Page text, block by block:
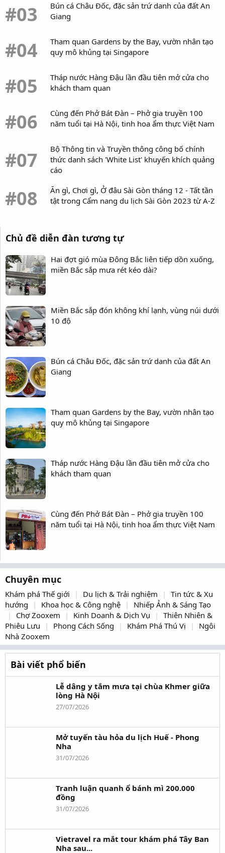
#03
Bún cá Châu Đốc, đặc sản trứ danh của đất An
Giang
#04
Tham quan Gardens by the Bay, vườn nhân tạo
quy mô khủng tại Singapore
#05
Tháp nước Hàng Đậu lần đầu tiên mở cửa cho
khách tham quan
#06
Cùng đến Phở Bát Đàn – Phở gia truyền 100
năm tuổi tại Hà Nội, tinh hoa ẩm thực Việt Nam
#07
Bộ Thông tin và Truyền thông công bố chính
thức danh sách 'White List' khuyến khích quảng
cáo
#08
Ăn gì, Chơi gì, Ở đâu Sài Gòn tháng 12 - Tất tần
tật trong Cẩm nang du lịch Sài Gòn 2023 từ A-Z
Chủ đề diễn đàn tương tự
Hai đợt gió mùa Đông Bắc liên tiếp dồn xuống,
miền Bắc sắp mưa rét kéo dài?
Miền Bắc sắp đón không khí lạnh, vùng núi dưới
10 độ
Bún cá Châu Đốc, đặc sản trứ danh của đất An
Giang
Tham quan Gardens by the Bay, vườn nhân tạo
quy mô khủng tại Singapore
Tháp nước Hàng Đậu lần đầu tiên mở cửa cho
khách tham quan
Cùng đến Phở Bát Đàn – Phở gia truyền 100
năm tuổi tại Hà Nội, tinh hoa ẩm thực Việt Nam
Chuyên mục
Khám phá Thế giới Du lịch & Trải nghiệm
Tin tức & Xu
hướng
Khoa học & Công nghệ
Nhiếp Ảnh & Sáng Tạo
Chợ Zooxem
Kinh Doanh & Dịch Vụ
Thiên Nhiên &
Phiêu Lưu
Phong Cách Sống Khám Phá Thú Vị
Ngôi
Nhà Zooxem
Bài viết phổ biến
Lễ dâng y tắm mưa tại chùa Khmer giữa
lòng Hà Nội
27/07/2026
Mở tuyến tàu hỏa du lịch Huế - Phong
Nha
31/07/2026
Tranh luận quanh ổ bánh mì 200.000
đồng
31/07/2026
Vietravel ra mắt tour khám phá Tây Ban
Nha sau...